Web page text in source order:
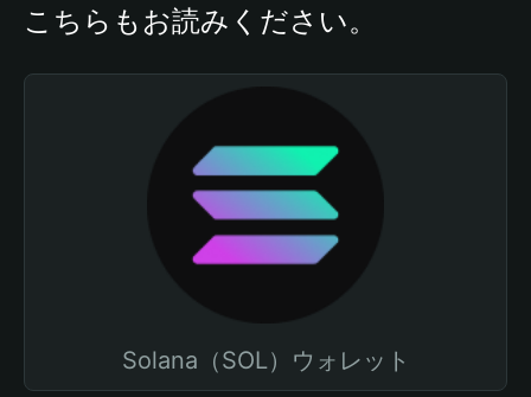
こちらもお読みください。
Solana（SOL）ウォレット